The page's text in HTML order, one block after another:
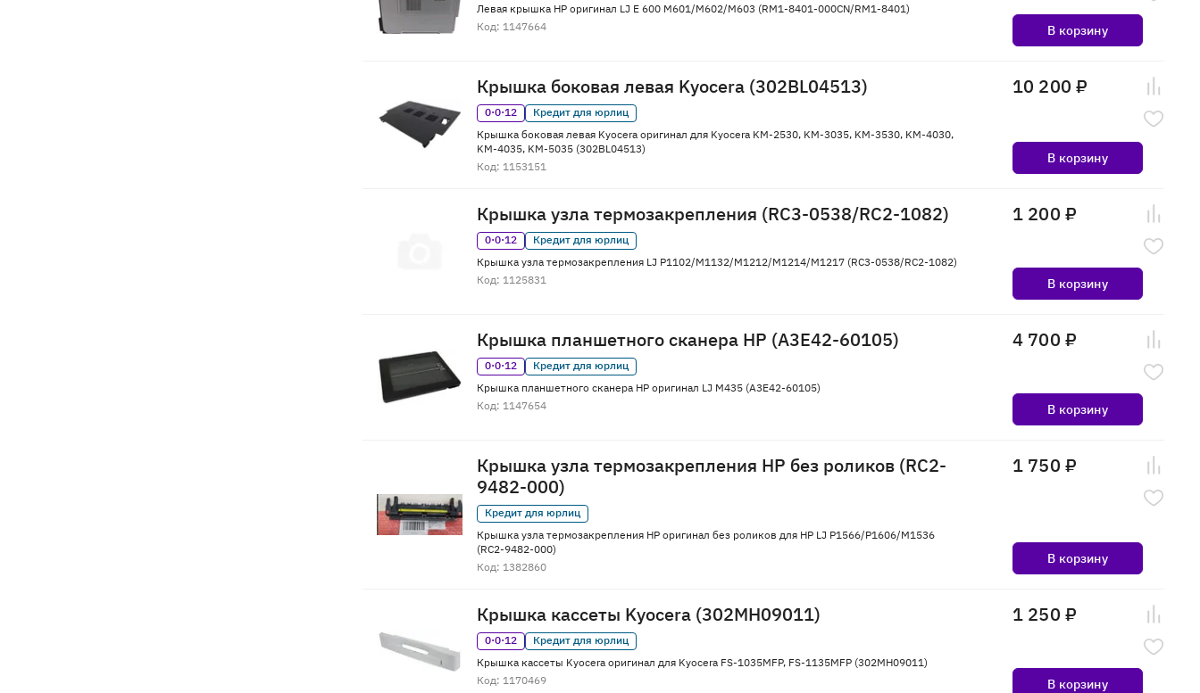
Левая крышка HP оригинал LJ E 600 M601/M602/M603 (RM1-8401-000CN/RM1-8401)
Код: 1147664
В корзину
Крышка боковая левая Kyocera (302BL04513)
0·0·12
Кредит для юрлиц
Крышка боковая левая Kyocera оригинал для Kyocera KM-2530, KM-3035, KM-3530, KM-4030,
KM-4035, KM-5035 (302BL04513)
Код: 1153151
10 200 ₽
В корзину
Крышка узла термозакрепления (RC3-0538/RC2-1082)
0·0·12
Кредит для юрлиц
Крышка узла термозакрепления LJ P1102/M1132/M1212/M1214/M1217 (RC3-0538/RC2-1082)
Код: 1125831
1 200 ₽
В корзину
Крышка планшетного сканера HP (A3E42-60105)
0·0·12
Кредит для юрлиц
Крышка планшетного сканера HP оригинал LJ M435 (A3E42-60105)
Код: 1147654
4 700 ₽
В корзину
Крышка узла термозакрепления HP без роликов (RC2-
9482-000)
Кредит для юрлиц
Крышка узла термозакрепления HP оригинал без роликов для HP LJ P1566/P1606/M1536
(RC2-9482-000)
Код: 1382860
1 750 ₽
В корзину
Крышка кассеты Kyocera (302MH09011)
0·0·12
Кредит для юрлиц
Крышка кассеты Kyocera оригинал для Kyocera FS-1035MFP, FS-1135MFP (302MH09011)
Код: 1170469
1 250 ₽
В корзину